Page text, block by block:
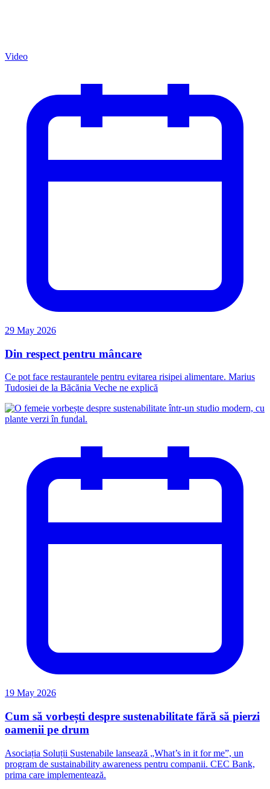
Video
29 May 2026
Din respect pentru mâncare
Ce pot face restaurantele pentru evitarea risipei alimentare. Marius
Tudosiei de la Băcănia Veche ne explică
19 May 2026
Cum să vorbești despre sustenabilitate fără să pierzi
oamenii pe drum
Asociația Soluții Sustenabile lansează „What’s in it for me”, un
program de sustainability awareness pentru companii. CEC Bank,
prima care implementează.